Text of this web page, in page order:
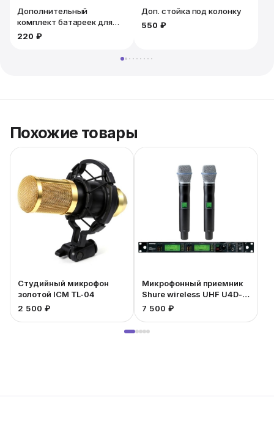
Дополнительный
комплект батареек для
микрофона. 2шт
220 ₽
Доп. стойка под колонку
550 ₽
Похожие товары
Студийный микрофон
золотой ICM TL-04
2 500 ₽
Микрофонный приемник
Shure wireless UHF U4D-
UA
7 500 ₽